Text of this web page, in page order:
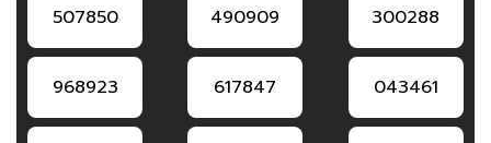
507850 490909 300288
968923 617847 043461